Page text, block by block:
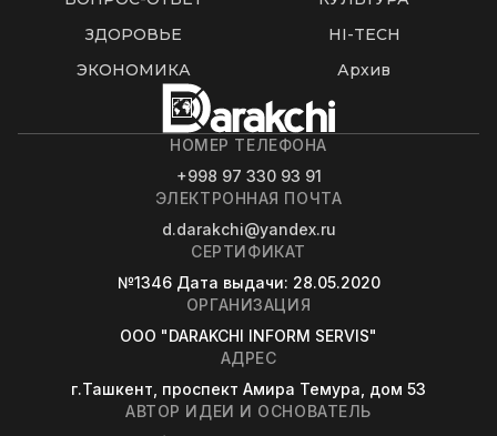
ЗДОРОВЬЕ
HI-TECH
ЭКОНОМИКА
Архив
НОМЕР ТЕЛЕФОНА
+998 97 330 93 91
ЭЛЕКТРОННАЯ ПОЧТА
d.darakchi@yandex.ru
СЕРТИФИКАТ
№1346 Дата выдачи: 28.05.2020
ОРГАНИЗАЦИЯ
OOO "DARAKCHI INFORM SERVIS"
АДРЕС
г.Ташкент, проспект Амира Темура, дом 53
АВТОР ИДЕИ И ОСНОВАТЕЛЬ